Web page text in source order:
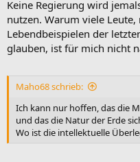
Keine Regierung wird
nutzen. Warum viele
Lebendbeispielen der
glauben, ist für mich nicht
Maho68 schrieb:
Ich kann nur hoffen, das die
und das die Natur der Erde
Wo ist die intellektuelle